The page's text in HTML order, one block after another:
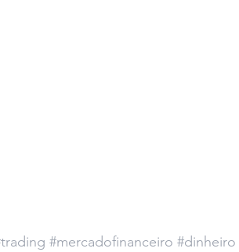
#mercadofinanceiro #dinheiro